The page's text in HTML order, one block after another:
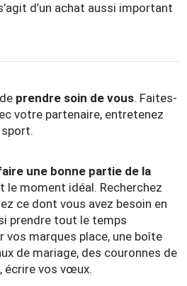
d’un achat aussi important
prendre soin de vous. Faites-
votre partenaire, entretenez
une bonne partie de la
le moment idéal. Recherchez
ce dont vous avez besoin en
prendre tout le temps
vos marques place, une boîte
de mariage, des couronnes de
écrire vos vœux.